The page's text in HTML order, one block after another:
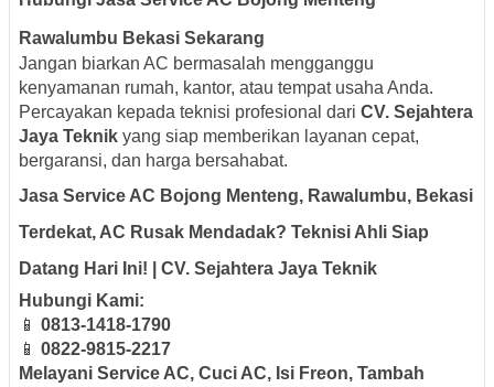
Rawalumbu Bekasi Sekarang
Jangan biarkan AC bermasalah mengganggu
kenyamanan rumah, kantor, atau tempat usaha Anda.
Percayakan kepada teknisi profesional dari CV. Sejahtera
Jaya Teknik yang siap memberikan layanan cepat,
bergaransi, dan harga bersahabat.
Jasa Service AC Bojong Menteng, Rawalumbu, Bekasi
Terdekat,AC Rusak Mendadak? Teknisi Ahli Siap
Datang Hari Ini! | CV. Sejahtera Jaya Teknik
Hubungi Kami:
📱 0813-1418-1790
📱 0822-9815-2217
Melayani Service AC, Cuci AC, Isi Freon, Tambah